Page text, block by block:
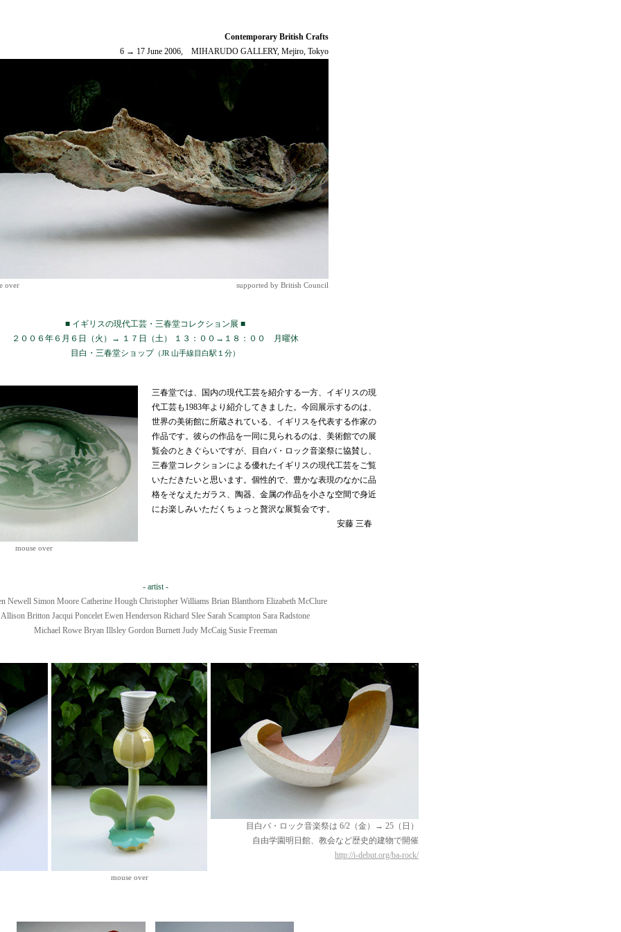
Contemporary British Crafts
6 → 17 June 2006, MIHARUDO GALLERY, Mejiro, Tokyo
over supported by British Council
■ イギリスの現代工芸・三春堂コレクション展 ■
２００６年６月６日（火）→ １７日（土） １３：００→１８：００ 月曜休
目白・三春堂ショップ （JR 山手線目白駅１分）
三春堂では、国内の現代工芸を紹介する一方、イギリスの現
代工芸も1983年より紹介してきました。今回展示するのは、
世界の美術館に所蔵されている、イギリスを代表する作家の
作品です。彼らの作品を一同に見られるのは、美術館での展
覧会のときぐらいですが、目白バ・ロック音楽祭に協賛し、
三春堂コレクションによる優れたイギリスの現代工芸をご覧
いただきたいと思います。個性的で、豊かな表現のなかに品
格をそなえたガラス、陶器、金属の作品を小さな空間で身近
にお楽しみいただくちょっと贅沢な展覧会です。
安藤 三春
mouse over
- artist -
Newell Simon Moore Catherine Hough Christopher Williams Brian Blanthorn Elizabeth McClure
Allison Britton Jacqui Poncelet Ewen Henderson Richard Slee Sarah Scampton Sara Radstone
Michael Rowe Bryan Illsley Gordon Burnett Judy McCaig Susie Freeman
目白バ・ロック音楽祭は 6/2（金）→ 25（日）
自由学園明日館、教会など歴史的建物で開催
http://i-debut.org/ba-rock/
mouse over